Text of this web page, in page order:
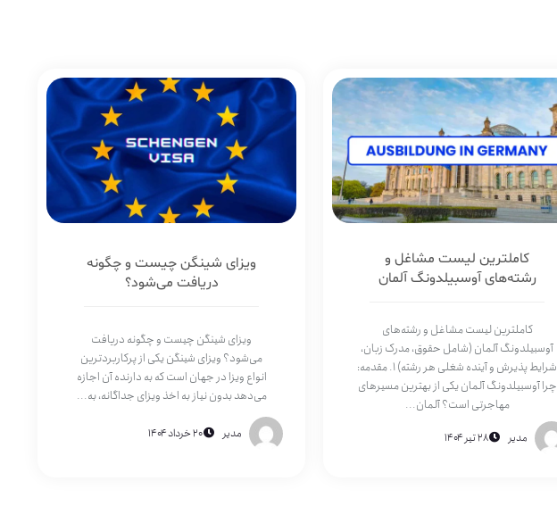
کاملترین لیست مشاغل و
رشته‌های آوسبیلدونگ آلمان
کاملترین لیست مشاغل و رشته‌های
آوسبیلدونگ آلمان (شامل حقوق، مدرک زبان،
شرایط پذیرش و آینده شغلی هر رشته) ۱. مقدمه:
چرا آوسبیلدونگ آلمان یکی از بهترین مسیرهای
مهاجرتی است؟ آلمان...
مدیر ۲۸ تیر ۱۴۰۴
ویزای شینگن چیست و چگونه
دریافت می‌شود؟
ویزای شینگن چیست و چگونه دریافت
می‌شود؟ ویزای شینگن یکی از پرکاربردترین
انواع ویزا در جهان است که به دارنده آن اجازه
می‌دهد بدون نیاز به اخذ ویزای جداگانه، به...
مدیر ۲۰ خرداد ۱۴۰۴